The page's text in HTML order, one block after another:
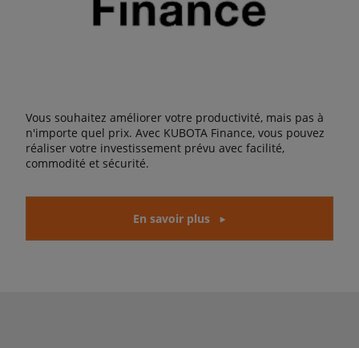
Vous souhaitez améliorer votre productivité, mais pas à
n'importe quel prix. Avec KUBOTA Finance, vous pouvez
réaliser votre investissement prévu avec facilité,
commodité et sécurité.
En savoir plus